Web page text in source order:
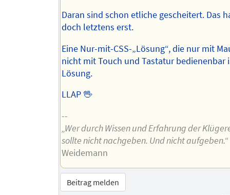
Daran sind schon etliche gescheitert. Das
doch letztens erst.
Eine Nur-mit-CSS-„Lösung“, die nur mit
nicht mit Touch und Tastatur bedienenbar
Lösung.
LLAP 🖖
--
„Wer durch Wissen und Erfahrung der
sollte nicht nachgeben. Und nicht aufgeben.“
Weidemann
Beitrag melden